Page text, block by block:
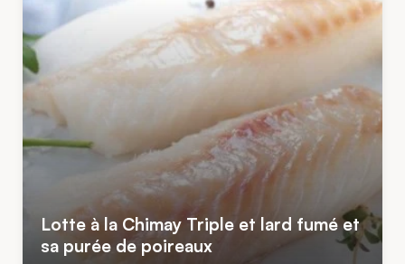
Lotte à la Chimay Triple et lard fumé et
sa purée de poireaux